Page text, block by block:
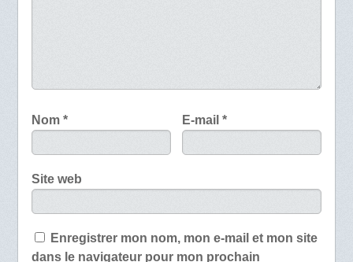
Nom * E-mail*
Site web
Enregistrer mon nom, mon e-mail et mon site
dans le navigateur pour mon prochain